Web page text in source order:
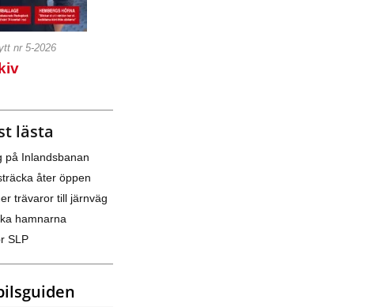
nr 5-2026
lästa
på Inlandsbanan
åter öppen
trävaror till järnväg
hamnarna
SLP